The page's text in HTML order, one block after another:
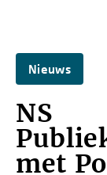
Nieuws
NS
met